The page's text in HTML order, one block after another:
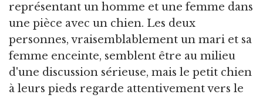
représentant un homme et une femme dans
une pièce avec un chien. Les deux
personnes, vraisemblablement un mari et sa
femme enceinte, semblent être au milieu
d'une discussion sérieuse, mais le petit chien
à leurs pieds regarde attentivement vers le